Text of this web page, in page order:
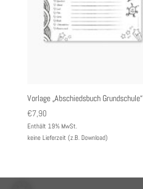
Vorlage „Abschiedsbuch Grundschule“
€7,90
Enthält 19% MwSt.
keine Lieferzeit (z.B. Download)